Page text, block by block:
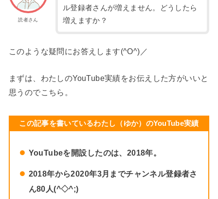
読者さん
ル登録者さんが増えません。どうしたら
増えますか？
このような疑問にお答えします(^O^)／
まずは、わたしのYouTube実績をお伝えした方がいいと
思うのでこちら。
この記事を書いているわたし（ゆか）のYouTube実績
YouTubeを開設したのは、2018年。
2018年から2020年3月までチャンネル登録者さ
ん80人(^◇^;)